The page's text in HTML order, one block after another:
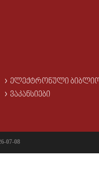
ᲔᲚᲔᲥᲢᲠᲝᲜᲣᲚᲘ
ᲕᲐᲙᲐᲜᲡᲘᲔᲑᲘ
07-08